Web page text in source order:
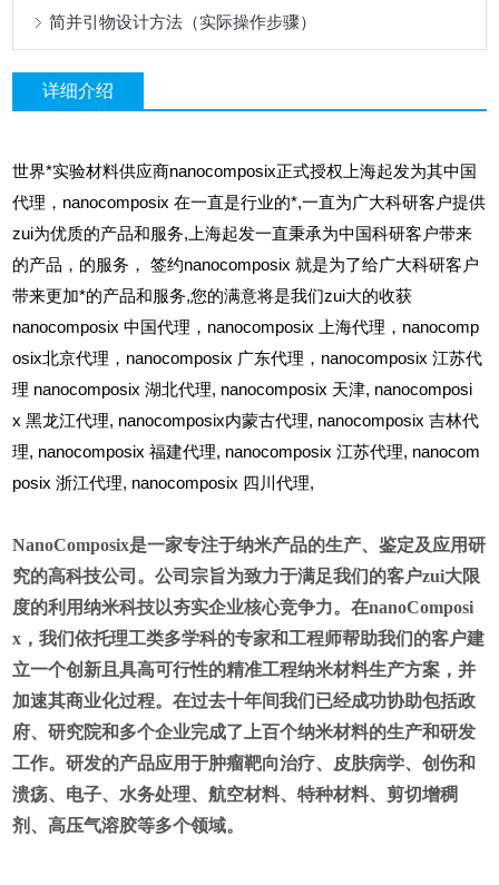
简并引物设计方法（实际操作步骤）
详细介绍
世界*实验材料供应商nanocomposix正式授权上海起发为其中国
代理，nanocomposix 在一直是行业的*,一直为广大科研客户提供
zui为优质的产品和服务,上海起发一直秉承为中国科研客户带来
的产品，的服务，
签约nanocomposix 就是为了给广大科研客户
带来更加*的产品和服务,您的满意将是我们zui大的收获
nanocomposix中国代理，nanocomposix 上海代理，nanocomp
osix北京代理，nanocomposix 广东代理，nanocomposix 江苏代
理 nanocomposix 湖北代理, nanocomposix 天津, nanocomposi
x黑龙江代理, nanocomposix内蒙古代理, nanocomposix吉林代
理, nanocomposix福建代理, nanocomposix江苏代理, nanocom
posix浙江代理, nanocomposix 四川代理,
NanoComposix是一家专注于纳米产品的生产、鉴定及应用研
究的高科技公司。公司宗旨为致力于满足我们的客户zui大限
度的利用纳米科技以夯实企业核心竞争力。在nanoComposi
x，我们依托理工类多学科的专家和工程师帮助我们的客户建
立一个创新且具高可行性的精准工程纳米材料生产方案，并
加速其商业化过程。在过去十年间我们已经成功协助包括政
府、研究院和多个企业完成了上百个纳米材料的生产和研发
工作。研发的产品应用于肿瘤靶向治疗、皮肤病学、创伤和
溃疡、电子、水务处理、航空材料、特种材料、剪切增稠
剂、高压气溶胶等多个领域。